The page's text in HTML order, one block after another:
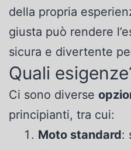
della propria
giusta può rendere
sicura e divertente
Quali
Ci sono diverse
principianti, tra cui:
Moto standard: